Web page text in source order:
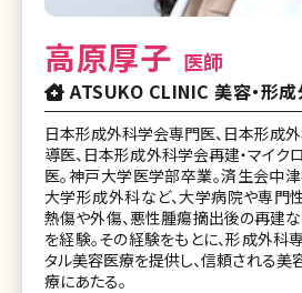
高原厚子 医師
ATSUKO CLINIC 美容・形
日本形成外科学会専門医、日本形成
導医、日本形成外科学会再建・マイク
医。神戸大学医学部卒業。済生会中
大学形成外科など、大学病院や専門
熱傷や外傷、悪性腫瘍摘出後の再建
を経験。その経験をもとに、形成外科
タル美容医療を提供し、信頼される美
療にあたる。